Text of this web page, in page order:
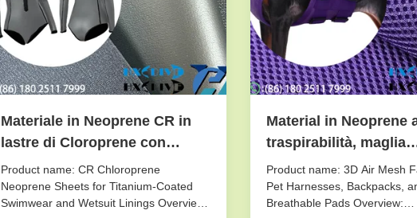
Materiale in Neoprene CR in
lastre di Cloroprene con
rivestimento in Ti e pelli lisce
per una forte adesione del
titanio nei rivestimenti di
Product name: CR Chloroprene
Neoprene Sheets for Titanium-Coated
Swimwear and Wetsuit Linings Overview:
Material in Neoprene
traspirabilità, maglia
distanziatrice 3D
per pettorine e zaini
animali domestici,
Product name: 3D Air Mesh
Pet Harnesses, Backpacks,
Breathable Pads Overview: